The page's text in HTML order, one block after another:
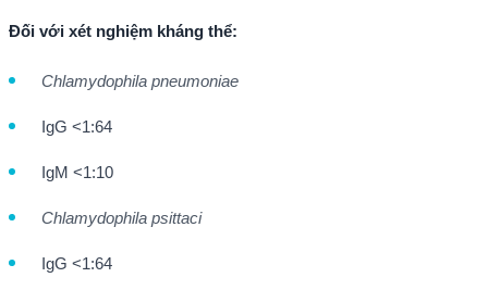
Đối với xét nghiệm kháng thể:
Chlamydophila pneumoniae
IgG <1:64
IgM <1:10
Chlamydophila psittaci
IgG <1:64